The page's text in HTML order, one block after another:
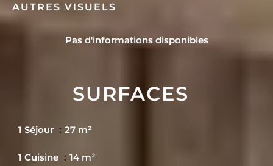
AUTRES VISUELS
Pas d'informations disponibles
SURFACES
1 Séjour 27 m²
1 Cuisine 14 m²